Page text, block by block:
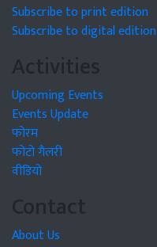
Subscribe to print edition
Subscribe to digital edition
Activities
Upcoming Events
Events Update
फोरम
फोटो गैलरी
वीडियो
Contact
About Us